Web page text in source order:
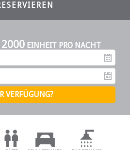
2000 EINHEIT PRO NACHT